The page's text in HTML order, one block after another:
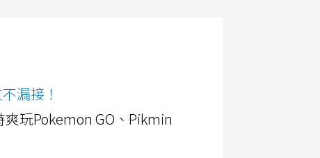
漏接！
玩Pokemon GO、Pikmin